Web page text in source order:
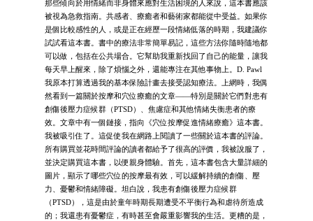
那些傾向於用情緒而非身體來應對生活困境的人來說，這本書應該
被視為急救指南。共感者、療癒者和藝術家都能從中受益。如果你
是個比較感性的人，或是正在經歷一段情緒低落的時期，我建議你
試試看這本書。書中的療法非常簡單易記，這些方法你隨時隨地都
可以做，包括在公共場合。它幫助我重新找回了自己的能量，讓我
每天早上醒來，除了煩惱之外，還能專注在其他事物上。D. Pawl
我原本打算透過我的基本保險計畫去接受認知療法。上網時，我偶
然看到一篇關於按摩和穴位療癒的文章——特別是關於它們對患有
創傷後壓力症候群（PTSD）、焦慮症和其他情緒失衡患者的療
效。文章中有一個鏈接，指向《穴位按摩促進情緒療癒》這本書。
我被吸引住了。這促使我在網路上閱讀了一些關於這本書的評論。
所有購買並花時間評論的讀者都給予了很高的評價，我被說服了，
並決定購買這本書，以便親身體驗。首先，這本書包含大量詳細的
圖片，顯示了哪些穴位的按摩最有效，可以緩解持續的創傷、壓
力、憂鬱和情緒障礙。坦白說，我患有創傷後壓力症候群
（PTSD），這是由於童年時期長期遭受不平衡行為和虐待所造成
的；我還患有憂鬱症，有時甚至會嚴重影響我的生活。更糟的是，